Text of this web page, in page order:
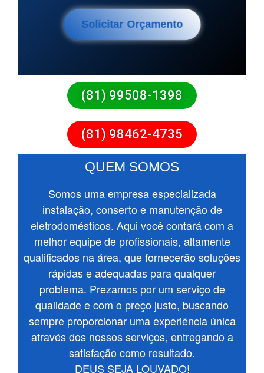
Solicitar Orçamento
(81) 99508-1398
(81) 98462-4735
QUEM SOMOS
Somos uma empresa especializada
instalação, conserto e manutenção de
eletrodomésticos. Aqui você contará com a
melhor equipe de profissionais, altamente
qualificados na área, que fornecerão soluções
rápidas e adequadas para qualquer
problema. Prezamos por um serviço de
qualidade e com o preço justo, buscando
sempre proporcionar uma experiência única
através dos nossos serviços, entregando a
satisfação como resultado.
DEUS SEJA LOUVADO!